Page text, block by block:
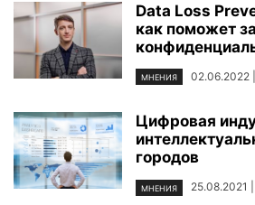
Data Loss
как поможет
МНЕНИЯ 02.06.2022
Цифровая
городов
МНЕНИЯ 25.08.2021